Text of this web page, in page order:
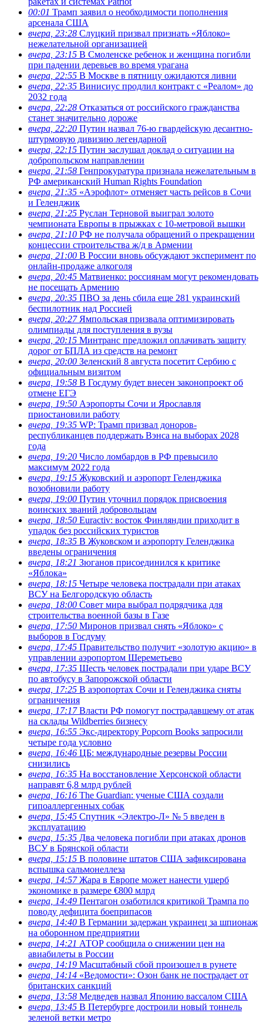
00:01 Трамп заявил о необходимости пополнения
арсенала США
вчера, 23:28 Слуцкий призвал признать «Яблоко»
нежелательной организацией
вчера, 23:15 В Смоленске ребенок и женщина погибли
при падении деревьев во время урагана
вчера, 22:55 В Москве в пятницу ожидаются ливни
вчера, 22:35 Винисиус продлил контракт с «Реалом» до
2032 года
вчера, 22:28 Отказаться от российского гражданства
станет значительно дороже
вчера, 22:20 Путин назвал 76-ю гвардейскую десантно-
штурмовую дивизию легендарной
вчера, 22:15 Путин заслушал доклад о ситуации на
добропольском направлении
вчера, 21:58 Генпрокуратура признала нежелательным в
РФ американский Human Rights Foundation
вчера, 21:35 «Аэрофлот» отменяет часть рейсов в Сочи
и Геленджик
вчера, 21:25 Руслан Терновой выиграл золото
чемпионата Европы в прыжках с 10-метровой вышки
вчера, 21:10 РФ не получала обращений о прекращении
концессии строительства ж/д в Армении
вчера, 21:00 В России вновь обсуждают эксперимент по
онлайн-продаже алкоголя
вчера, 20:45 Матвиенко: россиянам могут рекомендовать
не посещать Армению
вчера, 20:35 ПВО за день сбила еще 281 украинский
беспилотник над Россией
вчера, 20:27Ямпольская призвала оптимизировать
олимпиады для поступления в вузы
вчера, 20:15 Минтранс предложил оплачивать защиту
дорог от БПЛА из средств на ремонт
вчера, 20:00 Зеленский 8 августа посетит Сербию с
официальным визитом
вчера, 19:58 В Госдуму будет внесен законопроект об
отмене ЕГЭ
вчера, 19:50 Аэропорты Сочи и Ярославля
приостановили работу
вчера, 19:35 WP: Трамп призвал доноров-
республиканцев поддержать Вэнса на выборах 2028
года
вчера, 19:20 Число ломбардов в РФ превысило
максимум 2022 года
вчера, 19:15 Жуковский и аэропорт Геленджика
возобновили работу
вчера, 19:00 Путин уточнил порядок присвоения
воинских званий добровольцам
вчера, 18:50 Euractiv: восток Финляндии приходит в
упадок без российских туристов
вчера, 18:35 В Жуковском и аэропорту Геленджика
введены ограничения
вчера, 18:21 Зюганов присоединился к критике
«Яблока»
вчера, 18:15 Четыре человека пострадали при атаках
ВСУ на Белгородскую область
вчера, 18:00 Совет мира выбрал подрядчика для
строительства военной базы в Газе
вчера, 17:50 Миронов призвал снять «Яблоко» с
выборов в Госдуму
вчера, 17:45 Правительство получит «золотую акцию» в
управлении аэропортом Шереметьево
вчера, 17:35 Шесть человек пострадали при ударе ВСУ
по автобусу в Запорожской области
вчера, 17:25 В аэропортах Сочи и Геленджика сняты
ограничения
вчера, 17:17Власти РФ помогут пострадавшему от атак
на склады Wildberries бизнесу
вчера, 16:55 Экс-директору Popcorn Books запросили
четыре года условно
вчера, 16:46 ЦБ: международные резервы России
снизились
вчера, 16:35 На восстановление Херсонской области
направят 6,8 млрд рублей
вчера, 16:16 The Guardian: ученые США создали
гипоаллергенных собак
вчера, 15:45 Спутник «Электро-Л» № 5 введен в
эксплуатацию
вчера, 15:35 Два человека погибли при атаках дронов
ВСУ в Брянской области
вчера, 15:15 В половине штатов США зафиксирована
вспышка сальмонеллеза
вчера, 14:57Жара в Европе может нанести ущерб
экономике в размере €800 млрд
вчера, 14:49 Пентагон озаботился критикой Трампа по
поводу дефицита боеприпасов
вчера, 14:40 В Германии задержан украинец за шпионаж
на оборонном предприятии
вчера, 14:21 АТОР сообщила о снижении цен на
авиабилеты в России
вчера, 14:19 Масштабный сбой произошел в рунете
вчера, 14:14 «Ведомости»: Озон банк не пострадает от
британских санкций
вчера, 13:58 Медведев назвал Японию вассалом США
вчера, 13:45 В Петербурге достроили новый тоннель
зеленой ветки метро